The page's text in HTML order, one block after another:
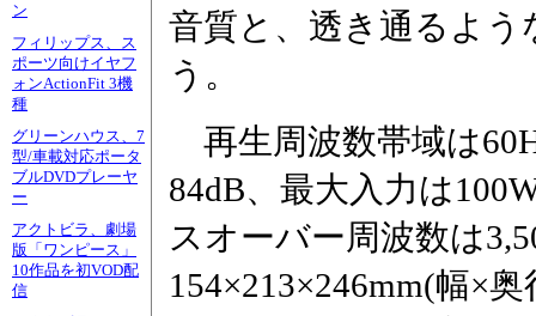
ン
フィリップス、ス
ポーツ向けイヤフ
ォンActionFit 3機
種
グリーンハウス、7
型/車載対応ポータ
ブルDVDプレーヤ
ー
アクトビラ、劇場
版「ワンピース」
10作品を初VOD配
信
音質と、透き通るよ
う。
再生周波数帯域は
84dB、最大入力は
スオーバー周波数は
154×213×246mm(幅×